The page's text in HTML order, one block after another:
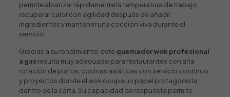
permite alcanzar rápidamente la temperatura de trabajo,
recuperar calor con agilidad después de añadir
ingredientes y mantener una cocción viva durante el
servicio.
Gracias a su rendimiento, estequemador wok profesional
a gasresulta muy adecuado para restaurantes con alta
rotación de platos, cocinas asiáticas con servicio continuo
y proyectos donde el wok ocupa un papel protagonista
dentro de la carta. Su capacidad de respuesta permite